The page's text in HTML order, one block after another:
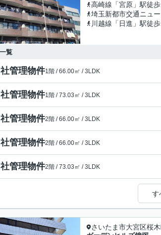
高崎線「宮原」駅徒
埼玉新都市交通ニュ
川越線「日進」駅徒
覧
管理物件1階 / 66.00㎡ / 3LDK
管理物件1階 / 73.03㎡ / 3LDK
管理物件2階 / 66.00㎡ / 3LDK
管理物件2階 / 66.00㎡ / 3LDK
管理物件2階 / 73.03㎡ / 3LDK
す
さいたま市大宮区桜